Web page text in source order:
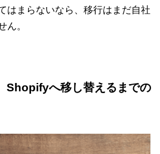
はまらないなら、移行はまだ自社
ん。
Shopifyへ移し替えるまでの